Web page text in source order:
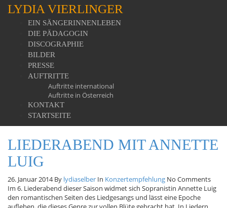
LYDIA VIERLINGER
EIN SÄNGERINNENLEBEN
DIE PÄDAGOGIN
DISCOGRAPHIE
BILDER
PRESSE
AUFTRITTE
Auftritte international
Auftritte in Österreich
KONTAKT
STARTSEITE
LIEDERABEND MIT ANNETTE
LUIG
26. Januar 2014 By lydiaselber In Konzertempfehlung No Comments
Im 6. Liederabend dieser Saison widmet sich Sopranistin Annette Luig
den romantischen Seiten des Liedgesangs und lässt eine Epoche